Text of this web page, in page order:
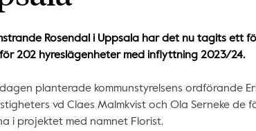
Rosendal i Uppsala har det nu tagits ett
202 hyreslägenheter med inflyttning 2023/24.
planterade kommunstyrelsens ordförande
vd Claes Malmkvist och Ola Serneke de
i projektet med namnet Florist.